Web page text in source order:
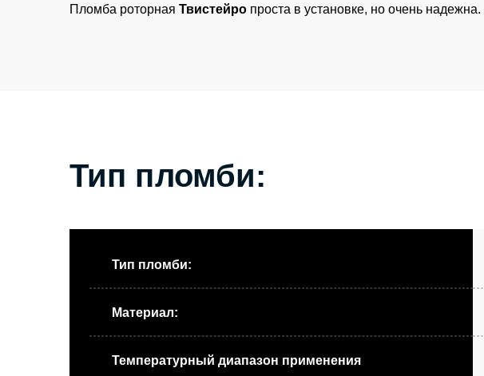
Пломба роторная Твистейро проста в установке, но очень надежна.
Тип пломби:
Тип пломби:
Материал:
Температурный диапазон применения